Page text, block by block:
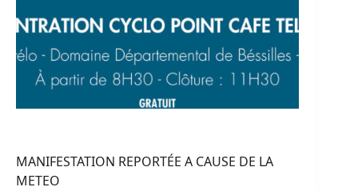
MANIFESTATION REPORTÉE A CAUSE DE LA
METEO